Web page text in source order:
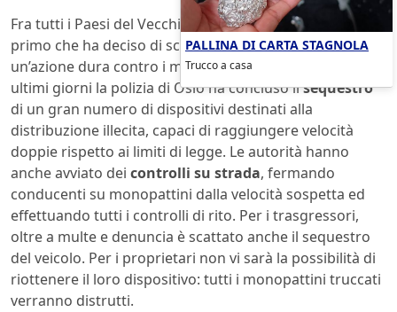
Fra tutti i Paesi del Vecchio Continente, la Norvegia è il
primo che ha deciso di scendere in campo con
un’azione dura contro i monopattini truccati. Negli
ultimi giorni la polizia di Oslo ha concluso ilsequestro
di un gran numero di dispositivi destinati alla
distribuzione illecita, capaci di raggiungere velocità
doppie rispetto ai limiti di legge. Le autorità hanno
anche avviato dei controlli su strada, fermando
conducenti su monopattini dalla velocità sospetta ed
effettuando tutti i controlli di rito. Per i trasgressori,
oltre a multe e denuncia è scattato anche il sequestro
del veicolo. Per i proprietari non vi sarà la possibilità di
riottenere il loro dispositivo: tutti i monopattini truccati
verranno distrutti.
PALLINA DI CARTA STAGNOLA
Trucco a casa